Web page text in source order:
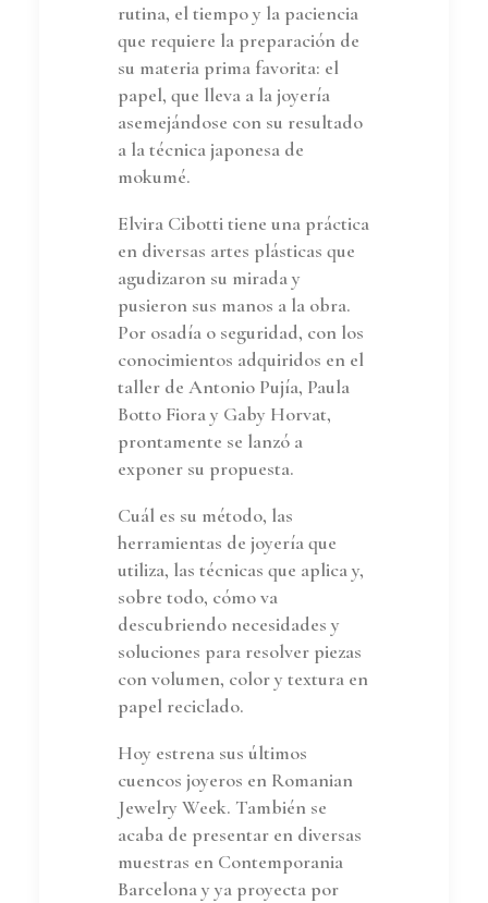
rutina, el tiempo y la paciencia
que requiere la preparación de
su materia prima favorita: el
papel, que lleva a la joyería
asemejándose con su resultado
a la técnica japonesa de
mokumé.
Elvira Cibotti tiene una práctica
en diversas artes plásticas que
agudizaron su mirada y
pusieron sus manos a la obra.
Por osadía o seguridad, con los
conocimientos adquiridos en el
taller de Antonio Pujía, Paula
Botto Fiora y Gaby Horvat,
prontamente se lanzó a
exponer su propuesta.
Cuál es su método, las
herramientas de joyería que
utiliza, las técnicas que aplica y,
sobre todo, cómo va
descubriendo necesidades y
soluciones para resolver piezas
con volumen, color y textura en
papel reciclado.
Hoy estrena sus últimos
cuencos joyeros en Romanian
Jewelry Week. También se
acaba de presentar en diversas
muestras en Contemporania
Barcelona y ya proyecta por